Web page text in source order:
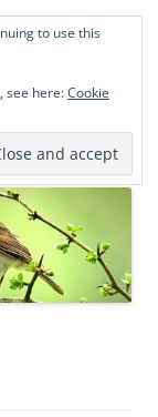
to use this
see here:Cookie